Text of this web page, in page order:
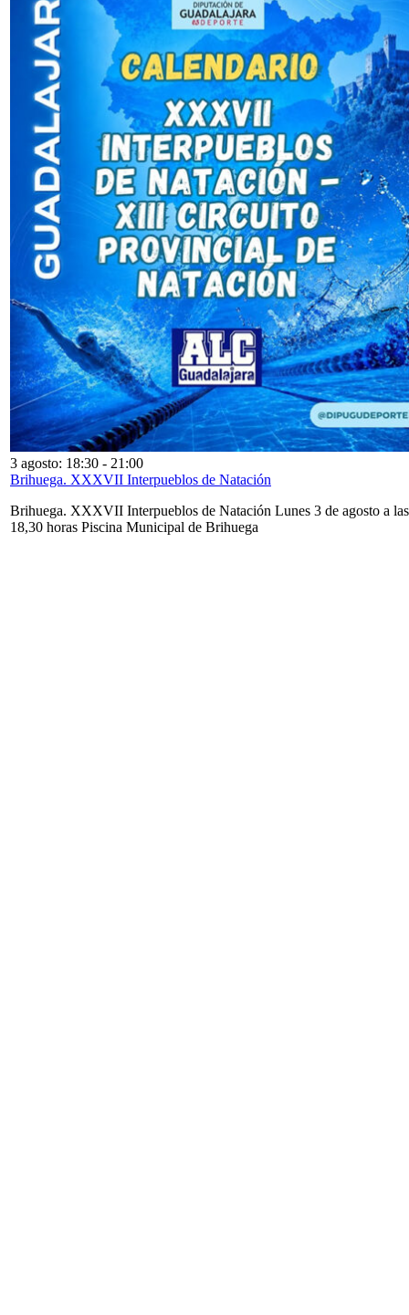
3 agosto: 18:30 - 21:00
Brihuega. XXXVII Interpueblos de Natación
Brihuega. XXXVII Interpueblos de Natación Lunes 3 de agosto a las
18,30 horas Piscina Municipal de Brihuega